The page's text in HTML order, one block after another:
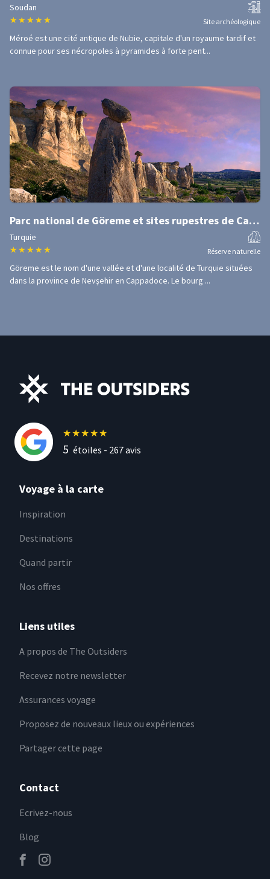
Soudan
★ ★ ★ ★ ★ Site archéologique
Méroé est une cité antique de Nubie, capitale d'un royaume tardif et
connue pour ses nécropoles à pyramides à forte pent...
Parc national de Göreme et sites rupestres de Cappadoce
Turquie
★ ★ ★ ★ ★ Réserve naturelle
Göreme est le nom d'une vallée et d'une localité de Turquie situées
dans la province de Nevşehir en Cappadoce. Le bourg ...
★★★★★
5 étoiles - 267avis
Voyage à la carte
Inspiration
Destinations
Quand partir
Nos offres
Liens utiles
A propos de The Outsiders
Recevez notre newsletter
Assurances voyage
Proposez de nouveaux lieux ou expériences
Partager cette page
Contact
Ecrivez-nous
Blog